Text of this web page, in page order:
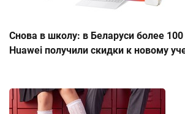
Снова в школу: в Беларуси более 100
Huawei получили скидки к новому